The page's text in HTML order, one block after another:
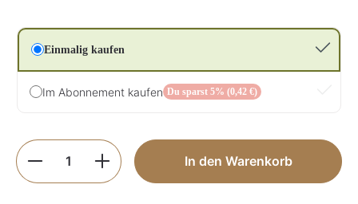
Einmalig kaufen
Im Abonnement kaufen Du sparst 5% (0,42 €)
Produkt Anzahl: Gib den gewünschten
In den Warenkorb